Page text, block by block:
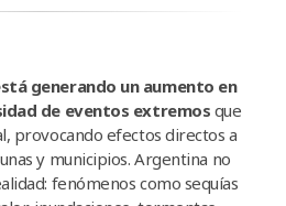
generando un aumento en
de eventos extremos que
provocando efectos directos a
y municipios. Argentina no
fenómenos como sequías